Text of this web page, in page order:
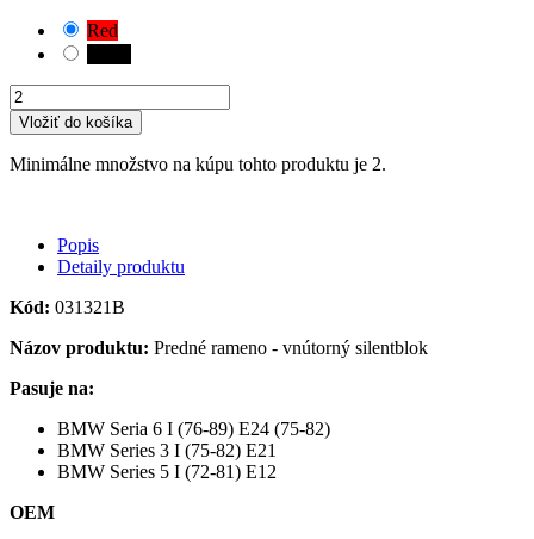
Red
Vložiť do košíka
Minimálne množstvo na kúpu tohto produktu je 2.
Popis
Detaily produktu
Kód: 031321B
Názov produktu: Predné rameno - vnútorný silentblok
Pasuje na:
BMW Seria 6 I (76-89) E24 (75-82)
BMW Series 3 I (75-82) E21
BMW Series 5 I (72-81) E12
OEM